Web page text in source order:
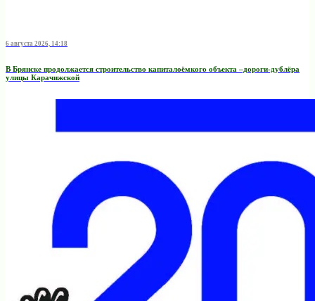
6 августа 2026, 14:18
В Брянске продолжается строительство капиталоёмкого объекта –дороги-дублёра
улицы Карачижской